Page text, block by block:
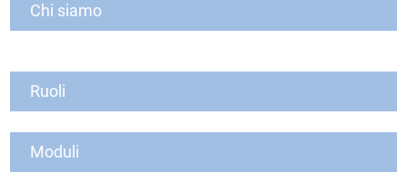
Chi siamo
Ruoli
Moduli